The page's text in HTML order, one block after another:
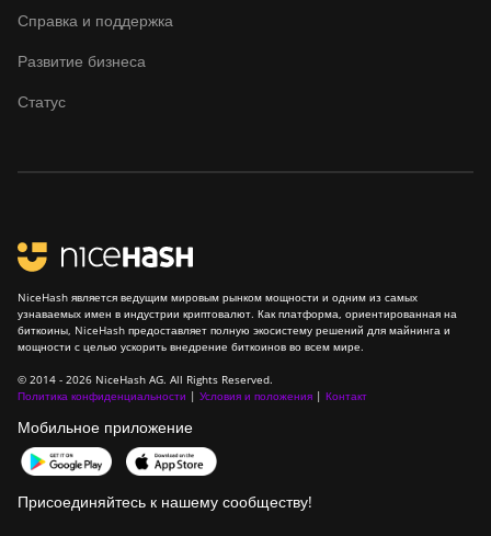
Справка и поддержка
Развитие бизнеса
Статус
NiceHash является ведущим мировым рынком мощности и одним из самых
узнаваемых имен в индустрии криптовалют. Как платформа, ориентированная на
биткоины, NiceHash предоставляет полную экосистему решений для майнинга и
мощности с целью ускорить внедрение биткоинов во всем мире.
© 2014 - 2026 NiceHash AG. All Rights Reserved.
Политика конфиденциальности | Условия и положения | Контакт
Мобильное приложение
Присоединяйтесь к нашему сообществу!